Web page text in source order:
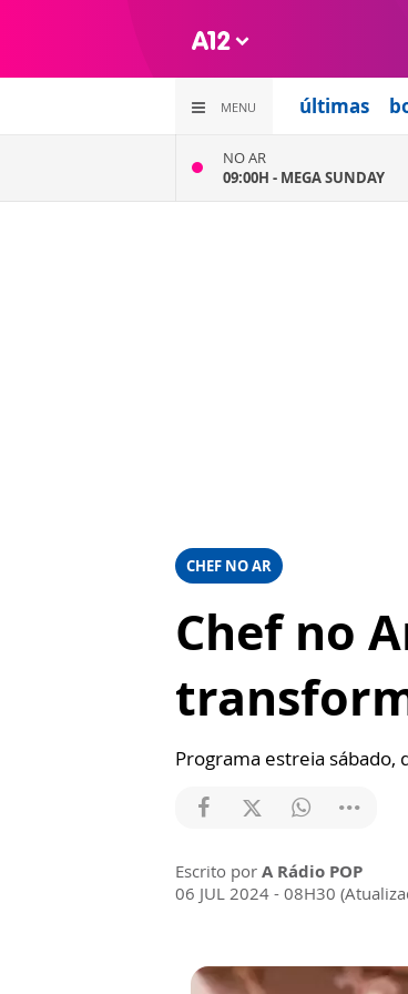
MENU últimas
NO AR
09:00H - MEGA SUNDAY
CHEF NO AR
Chef no
Programa estreia sábado,
Escrito por A Rádio POP
06 JUL 2024 - 08H30